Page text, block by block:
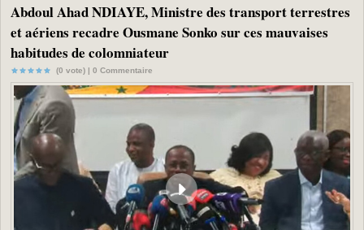
Abdoul Ahad NDIAYE, Ministre des transport terrestres
et aériens recadre Ousmane Sonko sur ces mauvaises
habitudes de colomniateur
(0 vote) | 0 Commentaire